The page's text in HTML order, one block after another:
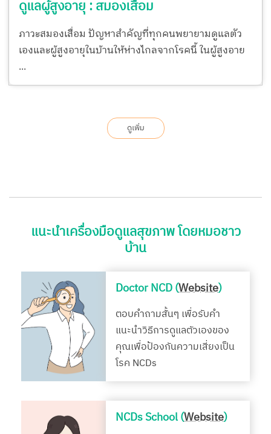
ดูแลผู้สูงอายุ : สมองเสื่อม
ภาวะสมองเสื่อม ปัญหาสำคัญที่ทุกคนพยายามดูแลตัว
เองและผู้สูงอายุในบ้านให้ห่างไกลจากโรคนี้ ในผู้สูงอาย
...
ดูเพิ่ม
แนะนำเครื่องมือดูแลสุขภาพ โดยหมอชาว
บ้าน
Doctor NCD (Website)
ตอบคำถามสั้นๆ เพื่อรับคำ
แนะนำวิธีการดูแลตัวเองของ
คุณเพื่อป้องกันความเสี่ยงเป็น
โรค NCDs
NCDs School (Website)